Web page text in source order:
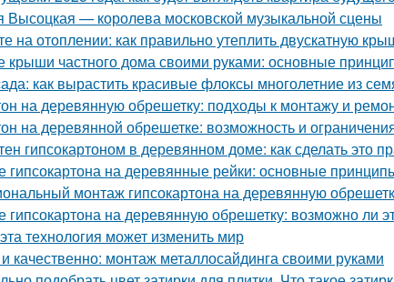
Высоцкая — королева московской музыкальной сцены
на отоплении: как правильно утеплить двускатную
крыши частного дома своими руками: основные
как вырастить красивые флоксы многолетние из
на деревянную обрешетку: подходы к монтажу и
на деревянной обрешетке: возможность и
гипсокартоном в деревянном доме: как сделать это
гипсокартона на деревянные рейки: основные
монтаж гипсокартона на деревянную
гипсокартона на деревянную обрешетку: возможно ли
технология может изменить мир
качественно: монтаж металлосайдинга своими руками